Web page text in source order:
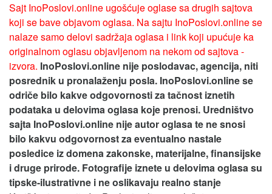
Sajt InoPoslovi.online ugošćuje oglase sa drugih sajtova
koji se bave objavom oglasa. Na sajtu InoPoslovi.online se
nalaze samo delovi sadržaja oglasa i link koji upućuje ka
originalnom oglasu objavljenom na nekom od sajtova -
izvora. InoPoslovi.online nije poslodavac, agencija, niti
posrednik u pronalaženju posla. InoPoslovi.online se
odriče bilo kakve odgovornosti za tačnost iznetih
podataka u delovima oglasa koje prenosi. Uredništvo
sajta InoPoslovi.online nije autor oglasa te ne snosi
bilo kakvu odgovornost za eventualno nastale
posledice iz domena zakonske, materijalne, finansijske
i druge prirode. Fotografije iznete u delovima oglasa su
tipske-ilustrativne i ne oslikavaju realno stanje